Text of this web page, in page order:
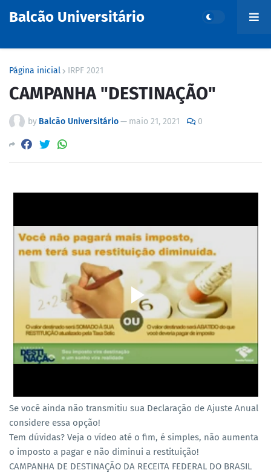
Balcão Universitário
Página inicial IRPF 2021
CAMPANHA "DESTINAÇÃO"
by Balcão Universitário— maio 21, 2021 0
Se você ainda não transmitiu sua Declaração de Ajuste Anual
considere essa opção!
Tem dúvidas? Veja o vídeo até o fim, é simples, não aumenta
o imposto a pagar e não diminui a restituição!
CAMPANHA DE DESTINAÇÃO DA RECEITA FEDERAL DO BRASIL